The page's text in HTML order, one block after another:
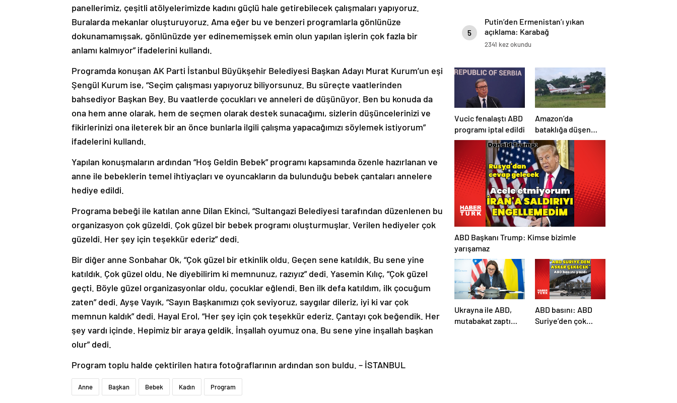
panellerimiz, çeşitli atölyelerimizde kadını güçlü hale getirebilecek çalışmaları yapıyoruz.
Buralarda mekanlar oluşturuyoruz. Ama eğer bu ve benzeri programlarla gönlünüze
dokunamamışsak, gönlünüzde yer edinememişsek emin olun yapılan işlerin çok fazla bir
anlamı kalmıyor” ifadelerini kullandı.
Programda konuşan AK Parti İstanbul Büyükşehir Belediyesi Başkan Adayı Murat Kurum’un eşi
Şengül Kurum ise, “Seçim çalışması yapıyoruz biliyorsunuz. Bu süreçte vaatlerinden
bahsediyor Başkan Bey. Bu vaatlerde çocukları ve anneleri de düşünüyor. Ben bu konuda da
ona hem anne olarak, hem de seçmen olarak destek sunacağımı, sizlerin düşüncelerinizi ve
fikirlerinizi ona ileterek bir an önce bunlarla ilgili çalışma yapacağımızı söylemek istiyorum”
ifadelerini kullandı.
Yapılan konuşmaların ardından “Hoş Geldin Bebek” programı kapsamında özenle hazırlanan ve
anne ile bebeklerin temel ihtiyaçları ve oyuncakların da bulunduğu bebek çantaları annelere
hediye edildi.
Programa bebeği ile katılan anne Dilan Ekinci, “Sultangazi Belediyesi tarafından düzenlenen bu
organizasyon çok güzeldi. Çok güzel bir bebek programı oluşturmuşlar. Verilen hediyeler çok
güzeldi. Her şey için teşekkür ederiz” dedi.
Bir diğer anne Sonbahar Ok, “Çok güzel bir etkinlik oldu. Geçen sene katıldık. Bu sene yine
katıldık. Çok güzel oldu. Ne diyebilirim ki memnunuz, razıyız” dedi. Yasemin Kılıç, “Çok güzel
geçti. Böyle güzel organizasyonlar oldu, çocuklar eğlendi. Ben ilk defa katıldım, ilk çocuğum
zaten” dedi. Ayşe Vayık, “Sayın Başkanımızı çok seviyoruz, saygılar dileriz, iyi ki var çok
memnun kaldık” dedi. Hayal Erol, “Her şey için çok teşekkür ederiz. Çantayı çok beğendik. Her
şey vardı içinde. Hepimiz bir araya geldik. İnşallah oyumuz ona. Bu sene yine inşallah başkan
olur” dedi.
Program toplu halde çektirilen hatıra fotoğraflarının ardından son buldu. – İSTANBUL
Anne Başkan Bebek Kadın Program
5
Putin’den Ermenistan’ı yıkan
açıklama: Karabağ
Azerbaycan’ın ayrılmaz bir
2341 kez okundu
Vucic fenalaştı ABD
programı iptal edildi
Amazon’da
bataklığa düşen
uçağın yolcuları, 36
saat kurtarılmayı
bekledi
ABD Başkanı Trump: Kimse bizimle
yarışamaz
Ukrayna ile ABD,
mutabakat zaptı
ABD basını: ABD
Suriye’den çok